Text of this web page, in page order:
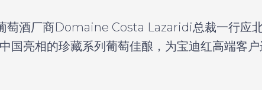
萄酒厂商Domaine Costa Lazaridi总裁一行应
国亮相的珍藏系列葡萄佳酿，为宝迪红高端客